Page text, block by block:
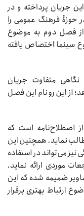
جریان پرداخته و در
حوزۀ فرهنگ عمومی را
فصل دوم به موضوع
سینما اختصاص یافته
متفاوت جریان
از این رو نام این فصل
اصطلاح‌نامه است که
نماید. همچنین این
نیز می‌تواند در استفاده
موردی ارائه نماید.
ضمیمه شده که این
ارتباط بهتری برقرار